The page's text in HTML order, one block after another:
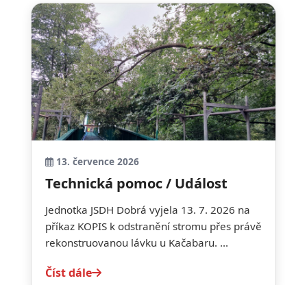
13. července 2026
Technická pomoc / Událost
Jednotka JSDH Dobrá vyjela 13. 7. 2026 na
příkaz KOPIS k odstranění stromu přes právě
rekonstruovanou lávku u Kačabaru. ...
Číst dále